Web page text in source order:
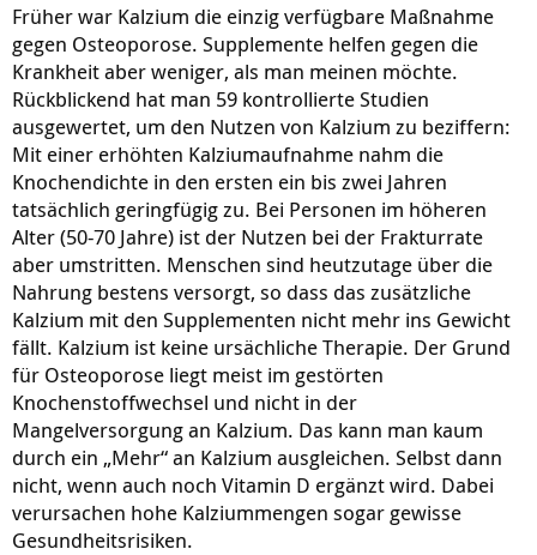
Früher war Kalzium die einzig verfügbare Maßnahme
gegen Osteoporose. Supplemente helfen gegen die
Krankheit aber weniger, als man meinen möchte.
Rückblickend hat man 59 kontrollierte Studien
ausgewertet, um den Nutzen von Kalzium zu beziffern:
Mit einer erhöhten Kalziumaufnahme nahm die
Knochendichte in den ersten ein bis zwei Jahren
tatsächlich geringfügig zu. Bei Personen im höheren
Alter (50-70 Jahre) ist der Nutzen bei der Frakturrate
aber umstritten. Menschen sind heutzutage über die
Nahrung bestens versorgt, so dass das zusätzliche
Kalzium mit den Supplementen nicht mehr ins Gewicht
fällt. Kalzium ist keine ursächliche Therapie. Der Grund
für Osteoporose liegt meist im gestörten
Knochenstoffwechsel und nicht in der
Mangelversorgung an Kalzium. Das kann man kaum
durch ein „Mehr“ an Kalzium ausgleichen. Selbst dann
nicht, wenn auch noch Vitamin D ergänzt wird. Dabei
verursachen hohe Kalziummengen sogar gewisse
Gesundheitsrisiken.